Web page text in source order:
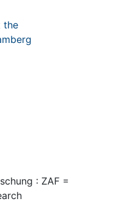
the
: ZAF =